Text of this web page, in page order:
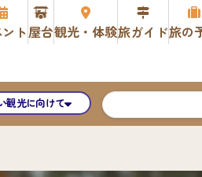
ト屋台観光・体験旅ガイド旅の
観光に向けて